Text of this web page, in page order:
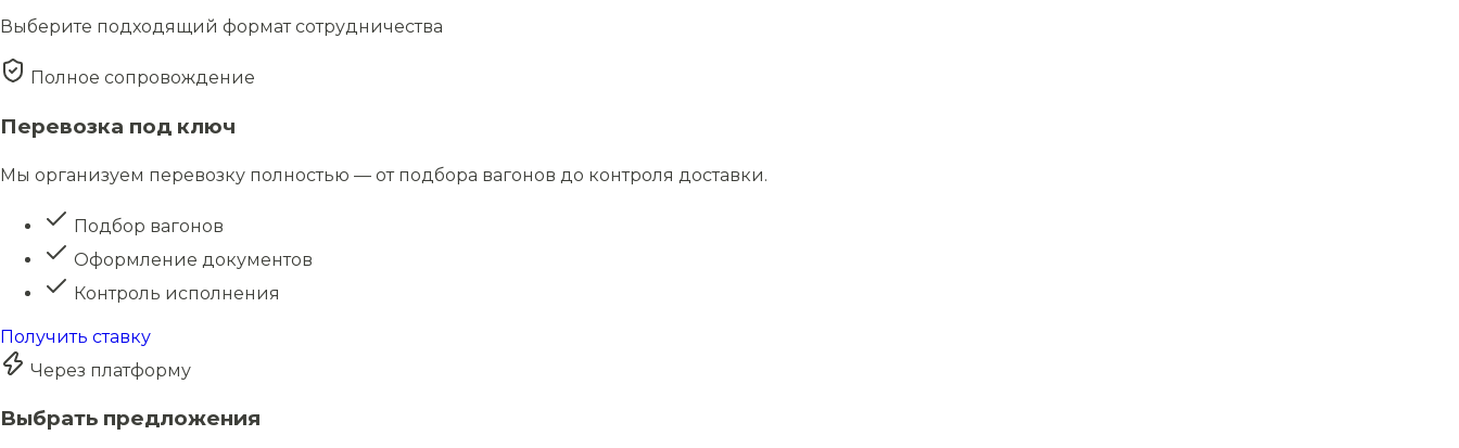
Выберите подходящий формат сотрудничества
Полное сопровождение
Перевозка под ключ
Мы организуем перевозку полностью — от подбора вагонов до контроля доставки.
Подбор вагонов
Оформление документов
Контроль исполнения
Получить ставку
Через платформу
Выбрать предложения